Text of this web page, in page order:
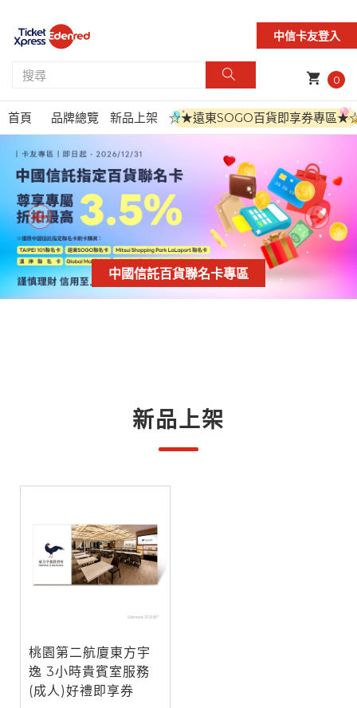
中信卡友登入
shopping_cart 0
首頁 品牌總覽 新品上架 ☆★遠東SOGO百貨即享券專區
中國信託百貨聯名卡專區
新品上架
桃園第二航廈東方宇
逸 3小時貴賓室服務
(成人)好禮即享券